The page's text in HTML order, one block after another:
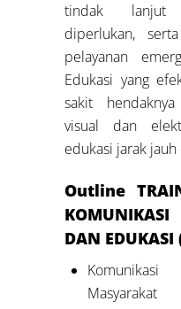
tindak lanjut
diperlukan,
pelayanan
Edukasi yang
sakit
visual dan
edukasi jarak
Outline
KOMUNIKASI
DAN EDUKASI
Masyarakat